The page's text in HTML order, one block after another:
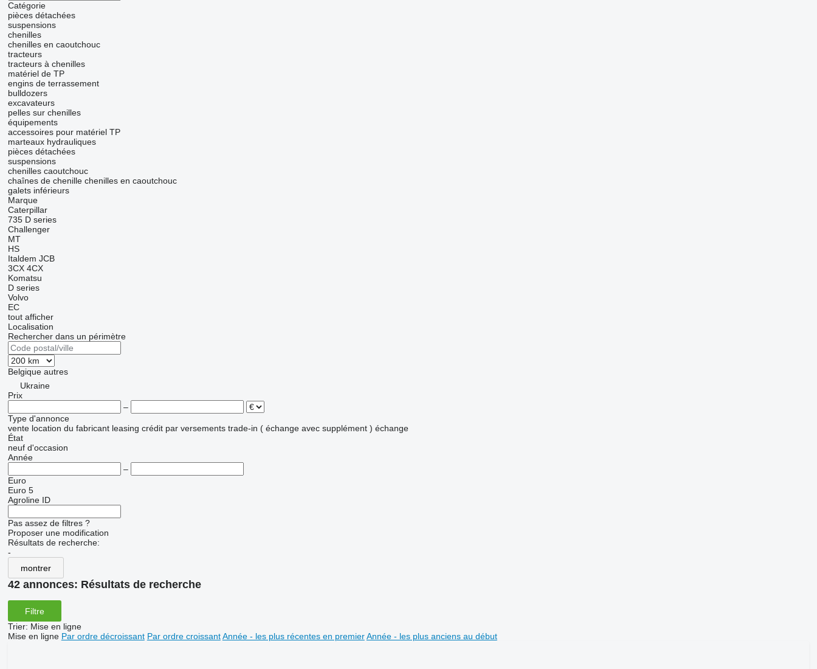
Catégorie
pièces détachées
suspensions
chenilles
chenilles en caoutchouc
tracteurs
tracteurs à chenilles
matériel de TP
engins de terrassement
bulldozers
excavateurs
pelles sur chenilles
équipements
accessoires pour matériel TP
marteaux hydrauliques
pièces détachées
suspensions
chenilles caoutchouc
chaînes de chenille chenilles en caoutchouc
galets inférieurs
Marque
Caterpillar
735 D series
Challenger
MT
HS
Italdem JCB
3CX 4CX
Komatsu
D series
Volvo
EC
tout afficher
Localisation
Rechercher dans un périmètre
Belgique autres
Ukraine
Prix
–
Type d'annonce
vente location du fabricant leasing crédit par versements trade-in ( échange avec supplément ) échange
État
neuf d'occasion
Année
–
Euro
Euro 5
Agroline ID
Pas assez de filtres ?
Proposer une modification
Résultats de recherche:
-
montrer
42 annonces: Résultats de recherche
Filtre
Trier: Mise en ligne
Mise en ligne Par ordre décroissant Par ordre croissant Année - les plus récentes en premier Année - les plus anciens au début